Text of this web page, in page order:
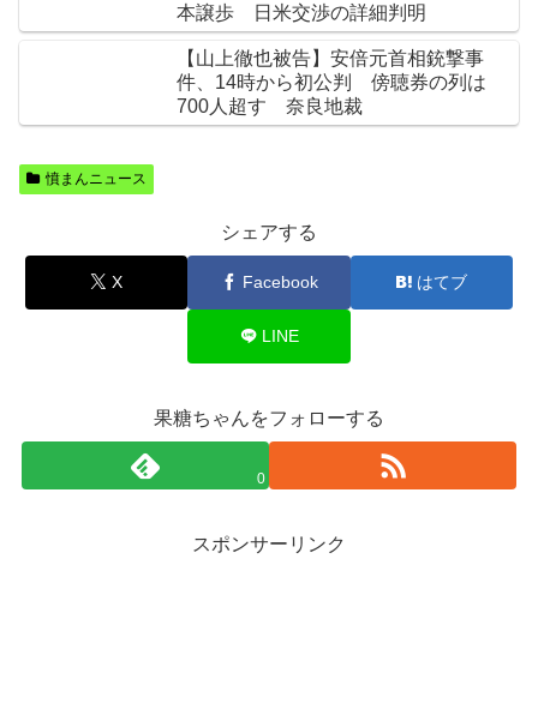
本譲歩 日米交渉の詳細判明
【山上徹也被告】安倍元首相銃撃事
件、14時から初公判 傍聴券の列は
700人超す 奈良地裁
憤まんニュース
シェアする
X Facebook はてブ
LINE
果糖ちゃんをフォローする
0
スポンサーリンク